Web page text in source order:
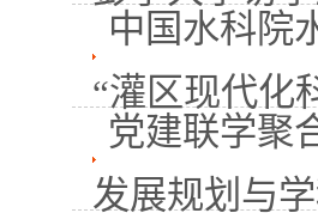
中国水科院
“灌区现代化
党建联学聚
发展规划与